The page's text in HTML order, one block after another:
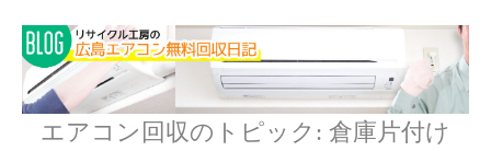
エアコン回収のトピック: 倉庫片付け